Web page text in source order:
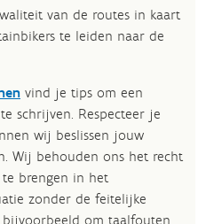
van de routes in kaart
te leiden naar de
vind je tips om een
schrijven. Respecteer je
wij beslissen jouw
Wij behouden ons het recht
brengen in het
zonder de feitelijke
om taalfouten